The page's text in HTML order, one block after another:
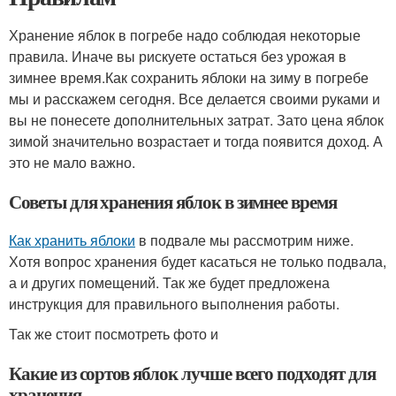
Хранение яблок в погребе надо соблюдая некоторые
правила. Иначе вы рискуете остаться без урожая в
зимнее время.Как сохранить яблоки на зиму в погребе
мы и расскажем сегодня. Все делается своими руками и
вы не понесете дополнительных затрат. Зато цена яблок
зимой значительно возрастает и тогда появится доход. А
это не мало важно.
Советы для хранения яблок в зимнее время
Как хранить яблоки в подвале мы рассмотрим ниже.
Хотя вопрос хранения будет касаться не только подвала,
а и других помещений. Так же будет предложена
инструкция для правильного выполнения работы.
Так же стоит посмотреть фото и
Какие из сортов яблок лучше всего подходят для